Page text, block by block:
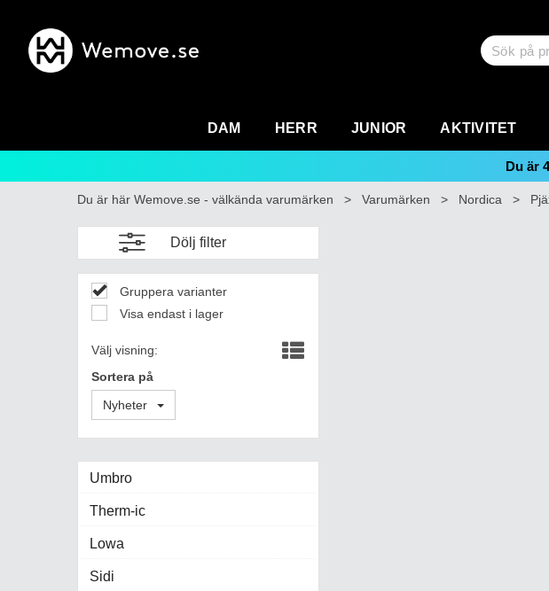
DAM HERR JUNIOR AKTIVITET
Du är
Du är här Wemove.se - välkända varumärken > Varumärken > Nordica >
Dölj filter
Gruppera varianter
Visa endast i lager
Välj visning:
Sortera på
Nyheter
Umbro
Therm-ic
Lowa
Sidi